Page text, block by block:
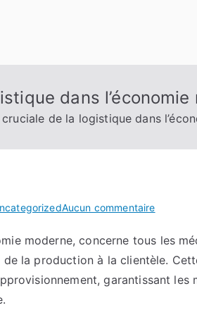
dans l’économie
cruciale de la logistique dans
Aucun commentairesur
cruciale
de
la
moderne, concerne tous les
la production à la clientèle.
garantissant les